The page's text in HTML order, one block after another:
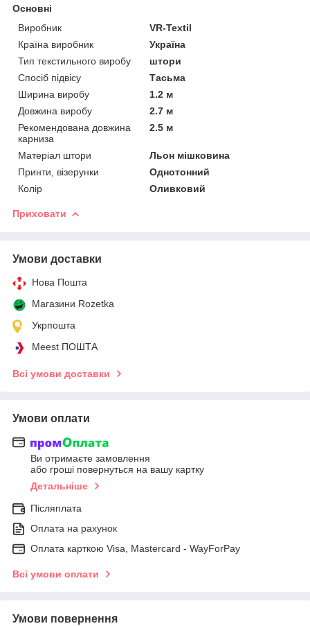
Основні
Виробник
VR-Textil
Країна виробник
Україна
Тип текстильного виробу
штори
Спосіб підвісу
Тасьма
Ширина виробу
1.2 м
Довжина виробу
2.7 м
Рекомендована довжина
карниза
2.5 м
Матеріал штори
Льон мішковина
Принти, візерунки
Однотонний
Колір
Оливковий
Приховати
Умови доставки
Нова Пошта
Магазини Rozetka
Укрпошта
Meest ПОШТА
Всі умови доставки
Умови оплати
Ви отримаєте замовлення
або гроші повернуться на вашу картку
Детальніше
Післяплата
Оплата на рахунок
Оплата карткою Visa, Mastercard - WayForPay
Всі умови оплати
Умови повернення